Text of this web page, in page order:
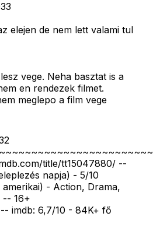
elejen de nem lett valami tul
vege. Neha basztat is a
en rendezek filmet.
meglepo a film vege
title/tt15047880/ --
napja) - 5/10
- Action, Drama,
-- 16+
imdb: 6,7/10 - 84K+ fő